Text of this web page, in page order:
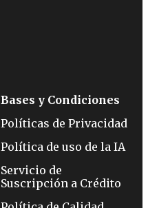
Bases y Condiciones
Políticas de Privacidad
Política de uso de la IA
Servicio de
Suscripción a Crédito